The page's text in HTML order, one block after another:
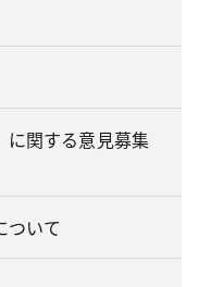
に関する意見募集
ついて